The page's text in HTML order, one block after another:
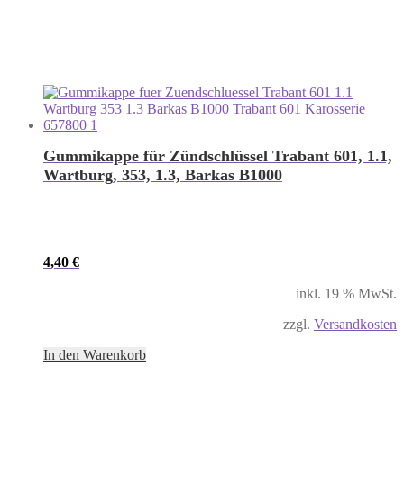
Gummikappe für Zündschlüssel Trabant 601, 1.1,
Wartburg, 353, 1.3, Barkas B1000
4,40 €
inkl. 19 % MwSt.
zzgl. Versandkosten
In den Warenkorb